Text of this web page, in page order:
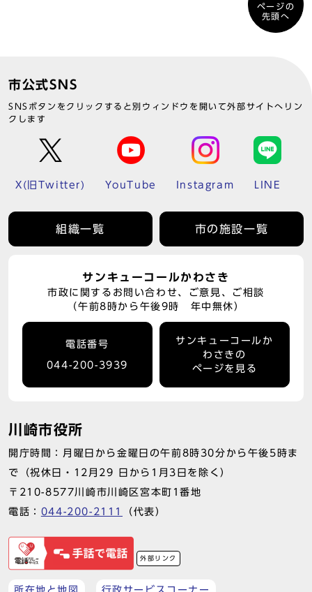
ページの
先頭へ
市公式SNS
SNSボタンをクリックすると別ウィンドウを開いて外部サイトへリン
クします
X(旧Twitter) YouTube Instagram LINE
組織一覧 市の施設一覧
サンキューコールかわさき
市政に関するお問い合わせ、ご意見、ご相談
（午前8時から午後9時 年中無休）
電話番号
044-200-3939
サンキューコールか
わさきの
ページを見る
川崎市役所
開庁時間：月曜日から金曜日の午前8時30分から午後5時ま
で（祝休日・12月29 日から1月3日を除く）
〒210-8577川崎市川崎区宮本町1番地
電話： 044-200-2111 （代表）
外部リンク
所在地と地図 行政サービスコーナー